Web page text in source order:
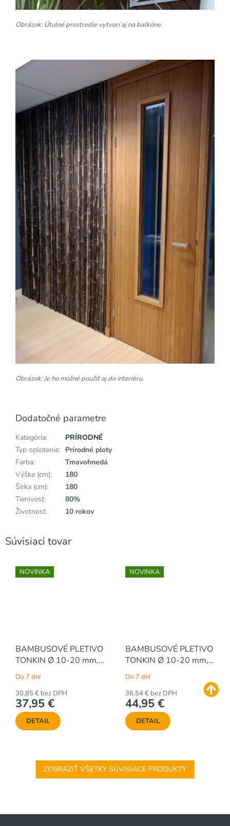
Obrázok: Útulné prostredie vytvorí aj na balkóne.
Obrázok: Je ho možné použiť aj do interiéru.
Dodatočné parametre
Kategória:
PRÍRODNÉ
Typ oplotenia: Prírodné ploty
Farba:
Tmavohnedá
Výška (cm):
180
Šírka (cm):
180
Tienivosť:
80%
Životnosť: 10 rokov
Súvisiaci tovar
NOVINKA
BAMBUSOVÉ PLETIVO
TONKIN Ø 10-20 mm,
š.180 x v.100 cm
Do 7 dní
30,85 € bez DPH
37,95 €
DETAIL
NOVINKA
BAMBUSOVÉ PLETIVO
TONKIN Ø 10-20 mm,
180 x 120 cm
Do 7 dní
36,54 € bez DPH
44,95 €
DETAIL
ZOBRAZIŤ VŠETKY SÚVISIACE PRODUKTY